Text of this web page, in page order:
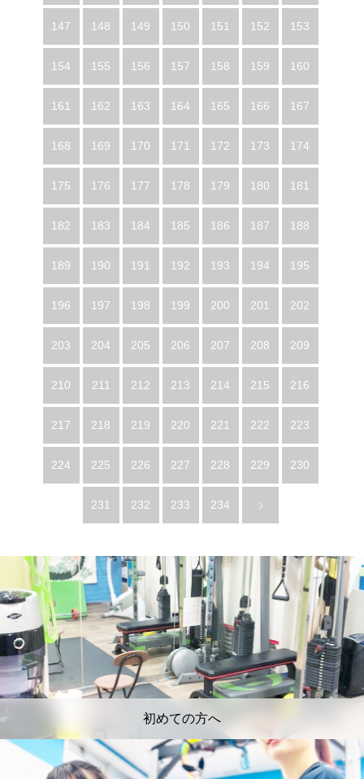
147 148 149 150 151 152 153
154 155 156 157 158 159 160
161 162 163 164 165 166 167
168 169 170 171 172 173 174
175 176 177 178 179 180 181
182 183 184 185 186 187 188
189 190 191 192 193 194 195
196 197 198 199 200 201 202
203 204 205 206 207 208 209
210 211 212 213 214 215 216
217 218 219 220 221 222 223
224 225 226 227 228 229 230
231 232 233 234
初めての方へ